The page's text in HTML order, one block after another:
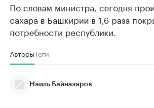
По словам министра, сегодня
сахара в Башкирии в 1,6 раза
потребности республики.
АвторыТеги
Наиль Байназаров